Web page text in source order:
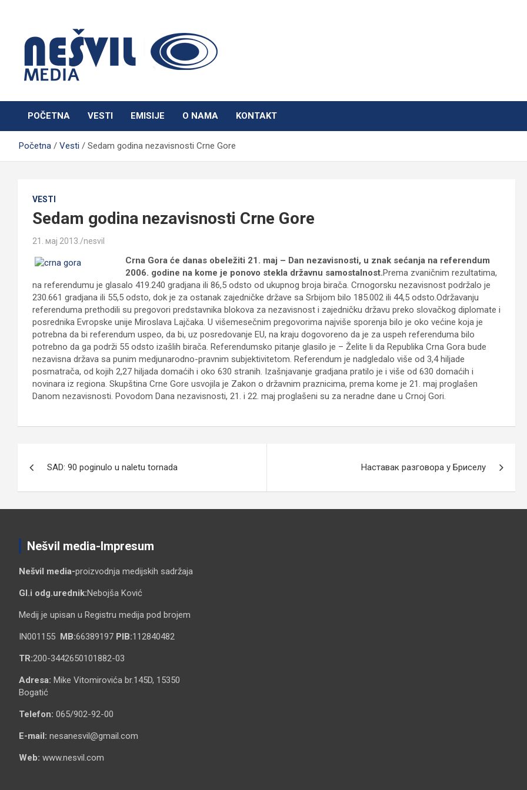
Nešvil Media Bogatić
POČETNA VESTI EMISIJE O NAMA KONTAKT
Početna Vesti Sedam godina nezavisnosti Crne Gore
VESTI
Sedam godina nezavisnosti Crne Gore
21. мај 2013. nesvil
Crna Gora će danas obeležiti 21. maj – Dan nezavisnosti, u znak sećanja na referendum
2006. godine na kome je ponovo stekla državnu samostalnost.Prema zvaničnim rezultatima,
na referendumu je glasalo 419.240 gradjana ili 86,5 odsto od ukupnog broja birača. Crnogorsku nezavisnost podržalo je
230.661 gradjana ili 55,5 odsto, dok je za ostanak zajedničke države sa Srbijom bilo 185.002 ili 44,5 odsto.Održavanju
referenduma prethodili su pregovori predstavnika blokova za nezavisnost i zajedničku državu preko slovačkog diplomate i
posrednika Evropske unije Miroslava Lajčaka. U višemesečnim pregovorima najviše sporenja bilo je oko većine koja je
potrebna da bi referendum uspeo, da bi, uz posredovanje EU, na kraju dogovoreno da je za uspeh referenduma bilo
potrebno da ga podrži 55 odsto izašlih birača. Referendumsko pitanje glasilo je – Želite li da Republika Crna Gora bude
nezavisna država sa punim medjunarodno-pravnim subjektivitetom. Referendum je nadgledalo više od 3,4 hiljade
posmatrača, od kojih 2,27 hiljada domaćih i oko 630 stranih. Izašnjavanje gradjana pratilo je i više od 630 domaćih i
novinara iz regiona. Skupština Crne Gore usvojila je Zakon o državnim praznicima, prema kome je 21. maj proglašen
Danom nezavisnosti. Povodom Dana nezavisnosti, 21. i 22. maj proglašeni su za neradne dane u Crnoj Gori.
SAD: 90 poginulo u naletu tornada Наставак разговора у Бриселу
Nešvil media-Impresum
Nešvil media-proizvodnja medijskih sadržaja
Gl.i odg.urednik:Nebojša Ković
Medij je upisan u Registru medija pod brojem
IN001155 MB:66389197 PIB:112840482
TR:200-3442650101882-03
Adresa: Mike Vitomirovića br.145D, 15350
Bogatić
Telefon: 065/902-92-00
E-mail: nesanesvil@gmail.com
Web: www.nesvil.com